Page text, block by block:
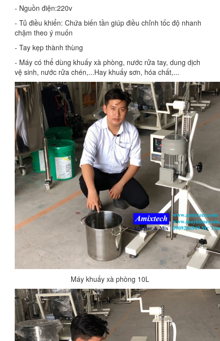
- Nguồn điện:220v
- Tủ điều khiển: Chứa biến tần giúp điều chỉnh tốc độ nhanh
chậm theo ý muốn
- Tay kẹp thành thùng
- Máy có thể dùng khuấy xà phòng, nước rửa tay, dung dịch
vệ sinh, nước rửa chén,...Hay khuấy sơn, hóa chất,...
Máy khuấy xà phòng 10L